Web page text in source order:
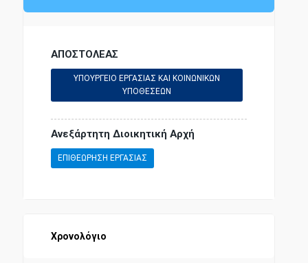
ΕΘΝΙΚΗ ΟΙΚΟΝΟΜΙΑ
ΠΡΟΥΠΟΘΕΣΕΙΣ
ΠΑΙΔΕΙΑ - ΕΚΠΑΙΔΕΥΣΗ
ΑΠΟΣΤΟΛΕΑΣ
ΥΠΟΥΡΓΕΙΟ ΕΡΓΑΣΙΑΣ ΚΑΙ ΚΟΙΝΩΝΙΚΩΝ
ΥΠΟΘΕΣΕΩΝ
Ανεξάρτητη Διοικητική Αρχή
ΕΠΙΘΕΩΡΗΣΗ ΕΡΓΑΣΙΑΣ
Χρονολόγιο